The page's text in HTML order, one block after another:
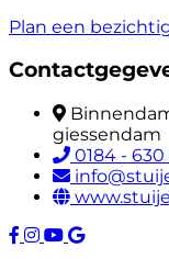
Plan een
giessendam
0184 - 630